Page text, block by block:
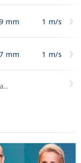
mm 1 m/s
mm 1 m/s